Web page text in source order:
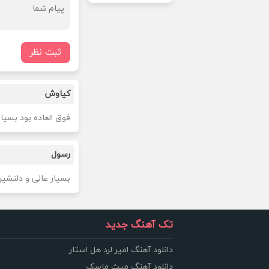
ثبت نظر
کیاوش
فوق العاده بود
رسول
بسیار عالی و
تک آهنگ جدید
دانلود آهنگ امیر لرد هل استار
دانلود آهنگ میث ماسک